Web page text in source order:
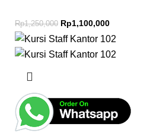
Rp1,250,000 Rp1,100,000